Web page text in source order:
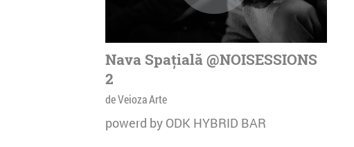
Nava Spațială @NOISESSIONS
2
de Veioza Arte
powerd by ODK HYBRID BAR